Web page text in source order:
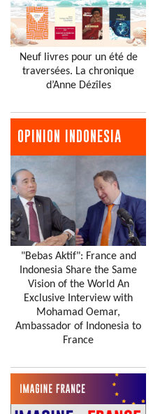
Neuf livres pour un été de
traversées. La chronique
d’Anne Dézîles
OPINION INDONESIA
"Bebas Aktif": France and
Indonesia Share the Same
Vision of the World An
Exclusive Interview with
Mohamad Oemar,
Ambassador of Indonesia to
France